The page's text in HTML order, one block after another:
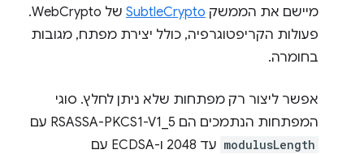
מיישם את הממשק SubtleCrypto
של WebCrypto.
פעולות הקריפטוגרפיה, כולל יצירת מפתח, מגובות
בחומרה.
אפשר ליצור רק מפתחות שלא ניתן לחלץ. סוגי
המפתחות הנתמכים הם RSASSA-PKCS1-V1_5 עם
modulusLength עד 2048 ו-ECDSA עם